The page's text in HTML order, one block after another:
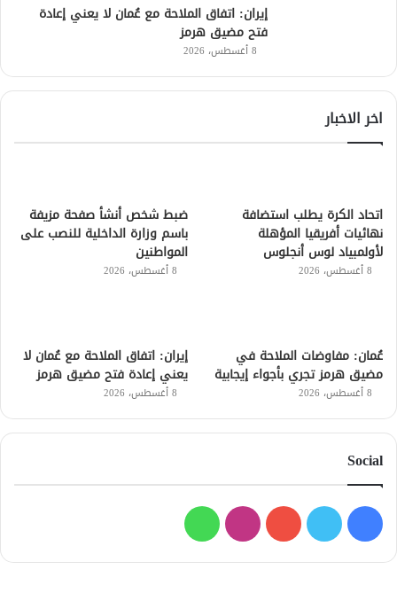
إيران: اتفاق الملاحة مع عُمان لا يعني إعادة
فتح مضيق هرمز
8 أغسطس، 2026
اخر الاخبار
اتحاد الكرة يطلب استضافة
نهائيات أفريقيا المؤهلة
لأولمبياد لوس أنجلوس
8 أغسطس، 2026
ضبط شخص أنشأ صفحة مزيفة
باسم وزارة الداخلية للنصب على
المواطنين
8 أغسطس، 2026
عُمان: مفاوضات الملاحة في
مضيق هرمز تجري بأجواء إيجابية
8 أغسطس، 2026
إيران: اتفاق الملاحة مع عُمان لا
يعني إعادة فتح مضيق هرمز
8 أغسطس، 2026
Social
فيسبوك
تويتر يوتيوبانستقرامواتساب